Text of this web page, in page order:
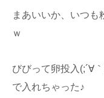
まあいいか、いつも
ｗ
びびって卵投入(;´∀
で入れちゃった♪